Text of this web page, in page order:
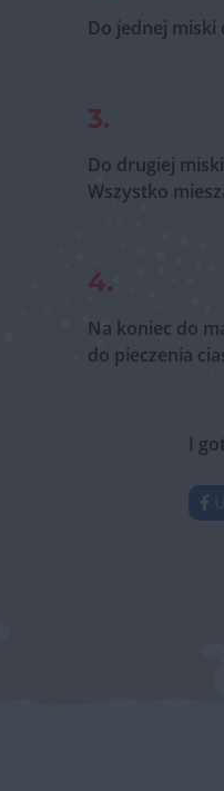
Do jednej miski
3.
Do drugiej
Wszystko
4.
Na koniec do
do pieczenia
I